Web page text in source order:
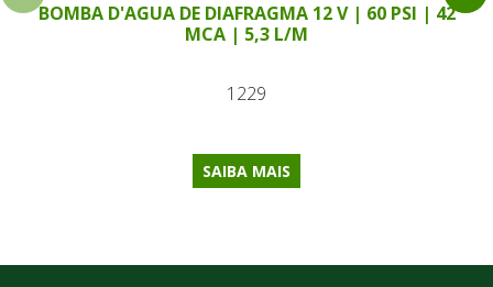
BOMBA D'AGUA DE DIAFRAGMA 12 V | 60 PSI | 42
MCA | 5,3 L/M
1229
SAIBA MAIS